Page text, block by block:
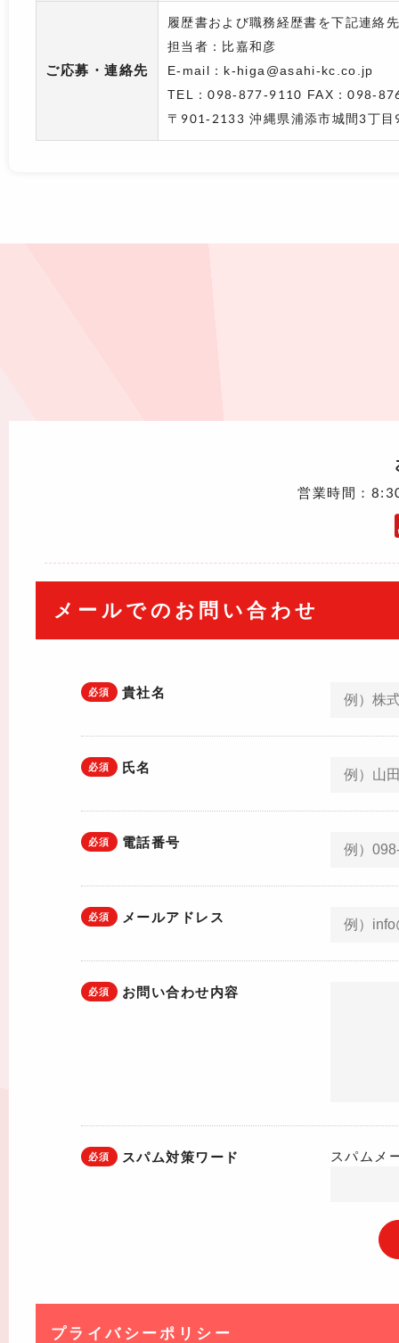
ご応募・連絡先
履歴書および職務経歴書を下記連絡
担当者：比嘉和彦
E-mail：k-higa@asahi-kc.co.jp
TEL：098-877-9110 FAX：098-
〒901-2133 沖縄県浦添市城間3丁目
営業時間：
メールでのお問い合わせ
必須 貴社名
必須 氏名
必須 電話番号
必須 メールアドレス
必須 お問い合わせ内容
必須 スパム対策ワード スパムメ
プライバシーポリシー